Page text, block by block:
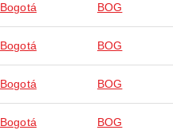
Bogotá BOG
Bogotá BOG
Bogotá BOG
Bogotá BOG